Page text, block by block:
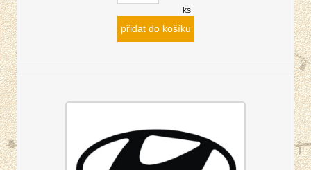
ks
přidat do košíku